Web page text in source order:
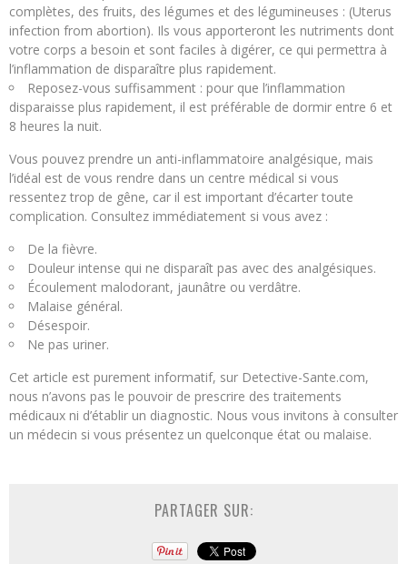
complètes, des fruits, des légumes et des légumineuses : (Uterus
infection from abortion). Ils vous apporteront les nutriments dont
votre corps a besoin et sont faciles à digérer, ce qui permettra à
l’inflammation de disparaître plus rapidement.
Reposez-vous suffisamment : pour que l’inflammation
disparaisse plus rapidement, il est préférable de dormir entre 6 et
8 heures la nuit.
Vous pouvez prendre un anti-inflammatoire analgésique, mais
l’idéal est de vous rendre dans un centre médical si vous
ressentez trop de gêne, car il est important d’écarter toute
complication. Consultez immédiatement si vous avez :
De la fièvre.
Douleur intense qui ne disparaît pas avec des analgésiques.
Écoulement malodorant, jaunâtre ou verdâtre.
Malaise général.
Désespoir.
Ne pas uriner.
Cet article est purement informatif, sur Detective-Sante.com,
nous n’avons pas le pouvoir de prescrire des traitements
médicaux ni d’établir un diagnostic. Nous vous invitons à consulter
un médecin si vous présentez un quelconque état ou malaise.
PARTAGER SUR: